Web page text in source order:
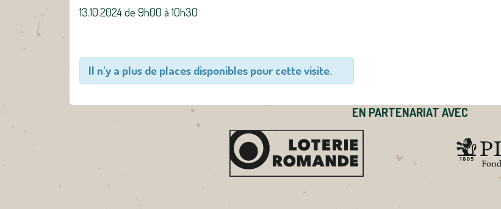
13.10.2024 de 9h00 à 10h30
Il n'y a plus de places disponibles pour cette visite.
EN PARTENARIAT AVEC